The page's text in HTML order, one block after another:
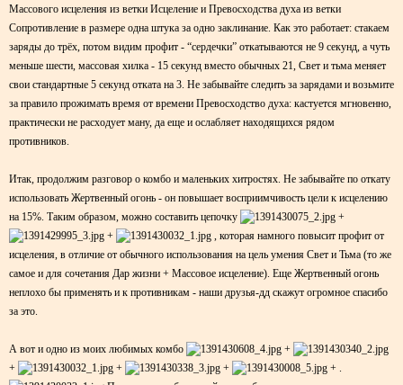
Массового исцеления из ветки Исцеление и Превосходства духа из ветки
Сопротивление в размере одна штука за одно заклинание. Как это работает: стакаем
заряды до трёх, потом видим профит - “сердечки” откатываются не 9 секунд, а чуть
меньше шести, массовая хилка - 15 секунд вместо обычных 21, Свет и тьма меняет
свои стандартные 5 секунд отката на 3. Не забывайте следить за зарядами и возьмите
за правило прожимать время от времени Превосходство духа: кастуется мгновенно,
практически не расходует ману, да еще и ослабляет находящихся рядом
противников.
Итак, продолжим разговор о комбо и маленьких хитростях. Не забывайте по откату
использовать Жертвенный огонь - он повышает восприимчивость цели к исцелению
на 15%. Таким образом, можно составить цепочку
+
+
, которая намного повысит профит от
исцеления, в отличие от обычного использования на цель умения Свет и Тьма (то же
самое и для сочетания Дар жизни + Массовое исцеление). Еще Жертвенный огонь
неплохо бы применять и к противникам - наши друзья-дд скажут огромное спасибо
за это.
А вот и одно из моих любимых комбо
+
+
+ +
+ .